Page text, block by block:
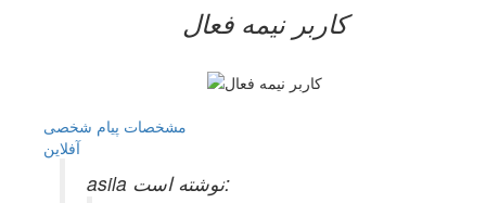
کاربر نيمه فعال
مشخصات پیام شخصی
آفلاين
asila نوشته است: